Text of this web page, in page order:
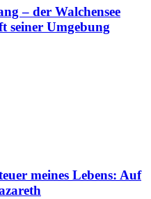
– der Walchensee
seiner Umgebung
meines Lebens: Auf